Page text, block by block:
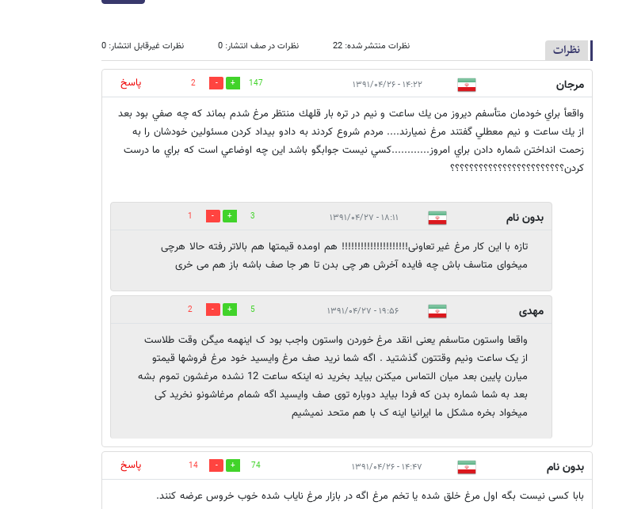
نظرات نظرات منتشر شده: 22 نظرات در صف انتشار: 0 نظرات غیرقابل انتشار: 0
مرجان ۱۴:۲۲ - ۱۳۹۱/۰۴/۲۶ 147
2
پاسخ
واقعأ براي خودمان متأسفم ديروز من يك ساعت و نيم در تره بار قلهك منتظر مرغ شدم بماند كه چه صفي بود بعد
از يك ساعت و نيم معطلي گفتند مرغ نميارند.... مردم شروع كردند به دادو بيداد كردن مسئولين خودشان را به
زحمت انداختن شماره دادن براي امروز............كسي نيست جوابگو باشد اين چه اوضاعي است كه براي ما درست
كردن؟؟؟؟؟؟؟؟؟؟؟؟؟؟؟؟؟؟؟؟؟؟؟؟
بدون نام ۱۸:۱۱ - ۱۳۹۱/۰۴/۲۷ 3
1
تازه با این کار مرغ غیر تعاونی!!!!!!!!!!!!!!!!!!!!! هم اومده قیمتها هم بالاتر رفته حالا هرچی
میخوای متاسف باش چه فایده آخرش هر چی بدن تا هر جا صف باشه باز هم می خری
مهدی ۱۹:۵۶ - ۱۳۹۱/۰۴/۲۷ 5
2
واقعا واستون متاسفم یعنی انقد مرغ خوردن واستون واجب بود ک اینهمه میگن وقت طلاست
از یک ساعت ونیم وقتتون گذشتید . اگه شما نرید صف مرغ وایسید خود مرغ فروشها قیمتو
میارن پایین بعد میان التماس میکنن بیاید بخرید نه اینکه ساعت 12 نشده مرغشون تموم بشه
بعد به شما شماره بدن که فردا بیاید دوباره توی صف وایسید اگه شمام مرغاشونو نخرید کی
میخواد بخره مشکل ما ایرانیا اینه ک با هم متحد نمیشیم
بدون نام ۱۴:۴۷ - ۱۳۹۱/۰۴/۲۶ 74
14
پاسخ
بابا کسی نیست بگه اول مرغ خلق شده یا تخم مرغ اگه در بازار مرغ نایاب شده خوب خروس عرضه کنند.